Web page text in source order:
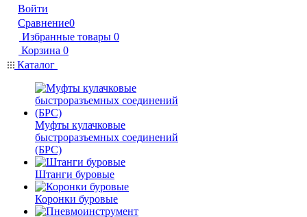
Войти
Сравнение0
Избранные товары 0
Корзина 0
Каталог
Муфты кулачковые
быстроразъемных соединений
(БРС)
Штанги буровые
Коронки буровые